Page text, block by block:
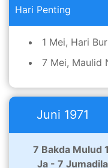
Hari Penting
1 Mei, Hari
7 Mei, Maulid
Juni 1971
7 Bakda Mulud
Ja - 7